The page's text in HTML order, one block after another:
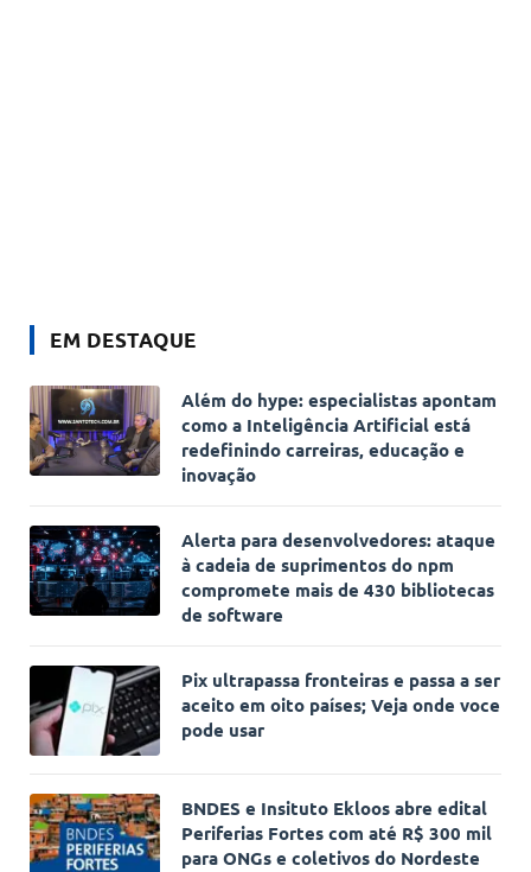
EM DESTAQUE
Além do hype: especialistas apontam
como a Inteligência Artificial está
redefinindo carreiras, educação e
inovação
Alerta para desenvolvedores: ataque
à cadeia de suprimentos do npm
compromete mais de 430 bibliotecas
de software
Pix ultrapassa fronteiras e passa a ser
aceito em oito países; Veja onde voce
pode usar
BNDES e Insituto Ekloos abre edital
Periferias Fortes com até R$ 300 mil
para ONGs e coletivos do Nordeste